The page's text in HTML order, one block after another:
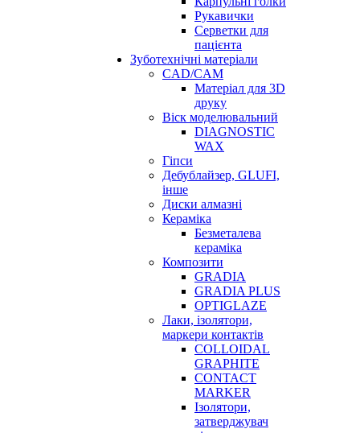
Рукавички
Серветки для
пацієнта
Зуботехнічні матеріали
CAD/CAM
Матеріал для 3D
друку
Віск моделювальний
DIAGNOSTIC
WAX
Гіпси
Дебублайзер, GLUFI,
інше
Диски алмазні
Кераміка
Безметалева
кераміка
Композити
GRADIA
GRADIA PLUS
OPTIGLAZE
Лаки, ізолятори,
маркери контактів
COLLOIDAL
GRAPHITE
CONTACT
MARKER
Ізолятори,
затверджувач